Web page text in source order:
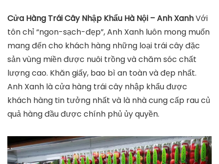
Cửa Hàng Trái Cây Nhập Khẩu Hà Nội – Anh XanhVới
tôn chỉ “ngon-sạch-đẹp”, Anh Xanh luôn mong muốn
mang đến cho khách hàng những loại trái cây đặc
sản vùng miền được nuôi trồng và chăm sóc chất
lượng cao. Khăn giấy, bao bì an toàn và đẹp nhất.
Anh Xanh là cửa hàng trái cây nhập khẩu được
khách hàng tin tưởng nhất và là nhà cung cấp rau củ
quả hàng đầu được chính phủ ủy quyền.